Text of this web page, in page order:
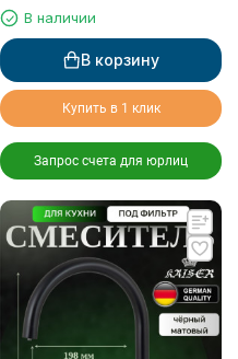
для питьевой воды, белый
матовый
В наличии
В корзину
Купить в 1 клик
Запрос счета для юрлиц